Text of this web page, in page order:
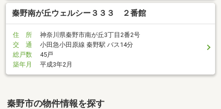
秦野南が丘ウェルシー３３３ ２番館
住 所
神奈川県秦野市南が丘3丁目2番2号
交 通
小田急小田原線 秦野駅 バス14分
総戸数
45戸
築年月
平成3年2月
秦野市の物件情報を探す